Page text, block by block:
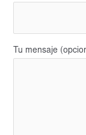
Tu mensaje